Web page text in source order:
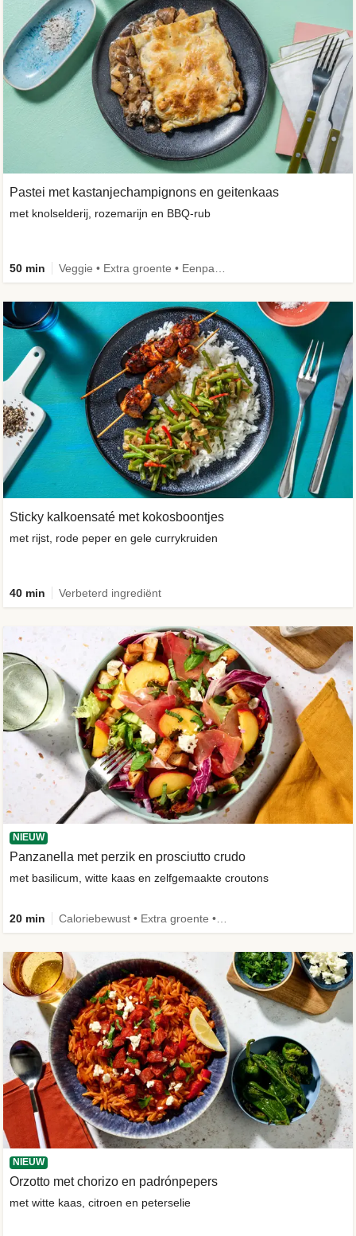
Pastei met kastanjechampignons en geitenkaas
met knolselderij, rozemarijn en BBQ-rub
50 min
Sticky kalkoensaté met kokosboontjes
met rijst, rode peper en gele currykruiden
40 min Verbeterd ingrediënt
NIEUW
Panzanella met perzik en prosciutto crudo
met basilicum, witte kaas en zelfgemaakte croutons
20 min
NIEUW
Orzotto met chorizo en padrónpepers
met witte kaas, citroen en peterselie